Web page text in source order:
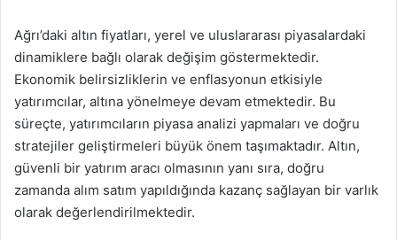
Ağrı’daki altın fiyatları, yerel ve uluslararası piyasalardaki
dinamiklere bağlı olarak değişim göstermektedir.
Ekonomik belirsizliklerin ve enflasyonun etkisiyle
yatırımcılar, altına yönelmeye devam etmektedir. Bu
süreçte, yatırımcıların piyasa analizi yapmaları ve doğru
stratejiler geliştirmeleri büyük önem taşımaktadır. Altın,
güvenli bir yatırım aracı olmasının yanı sıra, doğru
zamanda alım satım yapıldığında kazanç sağlayan bir varlık
olarak değerlendirilmektedir.